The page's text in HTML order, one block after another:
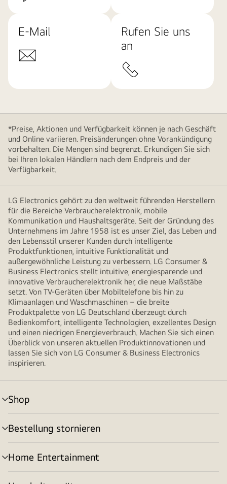
E-Mail
Rufen Sie uns
an
*Preise, Aktionen und Verfügbarkeit können je nach Geschäft
und Online variieren. Preisänderungen ohne Vorankündigung
vorbehalten. Die Mengen sind begrenzt. Erkundigen Sie sich
bei Ihren lokalen Händlern nach dem Endpreis und der
Verfügbarkeit.
LG Electronics gehört zu den weltweit führenden Herstellern
für die Bereiche Verbraucherelektronik, mobile
Kommunikation und Haushaltsgeräte. Seit der Gründung des
Unternehmens im Jahre 1958 ist es unser Ziel, das Leben und
den Lebensstil unserer Kunden durch intelligente
Produktfunktionen, intuitive Funktionalität und
außergewöhnliche Leistung zu verbessern. LG Consumer &
Business Electronics stellt intuitive, energiesparende und
innovative Verbraucherelektronik her, die neue Maßstäbe
setzt. Von TV-Geräten über Mobiltelefone bis hin zu
Klimaanlagen und Waschmaschinen – die breite
Produktpalette von LG Deutschland überzeugt durch
Bedienkomfort, intelligente Technologien, exzellentes Design
und einen niedrigen Energieverbrauch. Machen Sie sich einen
Überblick von unseren aktuellen Produktinnovationen und
lassen Sie sich von LG Consumer & Business Electronics
inspirieren.
Shop
Menü
umschalten
Bestellung stornieren
Menü
umschalten
Home Entertainment
Menü
umschalten